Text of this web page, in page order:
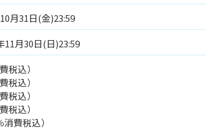
月31日(金)23:59
11月30日(日)23:59
税込）
税込）
税込）
税込）
費税込）